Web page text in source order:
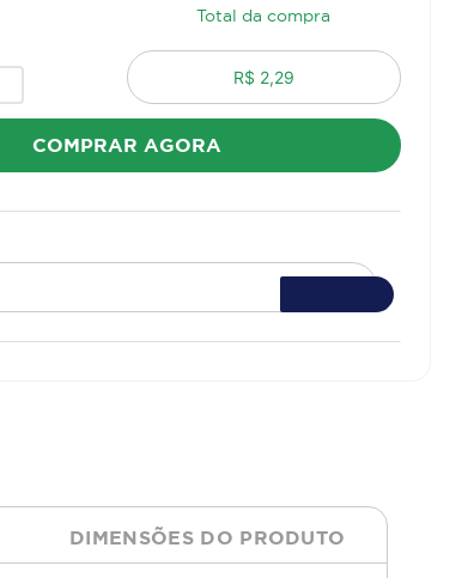
Total da compra
R$ 2,29
COMPRAR AGORA
DIMENSÕES DO PRODUTO